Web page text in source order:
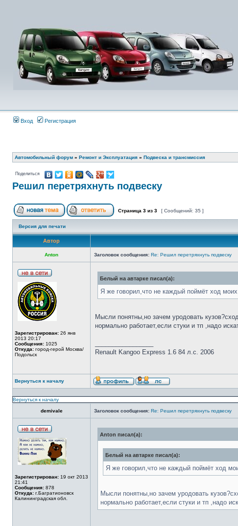
Вход Регистрация
Автомобильный форум » Ремонт и Эксплуатация » Подвеска и трансмиссия
Поделиться
Решил перетряхнуть подвеску
Страница 3 из 3 [ Сообщений: 35 ]
Версия для печати
Автор
Anton Заголовок сообщения: Re: Решил перетряхнуть подвеску
Зарегистрирован: 26 янв
2013 20:17
Сообщения: 1025
Откуда: город-герой Москва/
Подольск
Белый на автарке писал(а):
Я же говорил,что не каждый поймёт ход
Мысли понятны,но зачем уродовать
нормально работает,если стуки и тп ,надо
Renault Kangoo Express 1.6 84 л.c. 2006
Вернуться к началу
Вернуться к началу
demivale Заголовок сообщения: Re: Решил перетряхнуть подвеску
Зарегистрирован: 19 окт 2013
21:41
Сообщения: 878
Откуда: г.Багратионовск
Калининградская обл.
Anton писал(а):
Белый на автарке писал(а):
Я же говорил,что не каждый поймёт ход
Мысли понятны,но зачем уродовать
нормально работает,если стуки и тп ,надо